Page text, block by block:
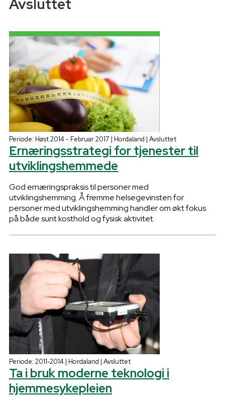
Avsluttet
Periode: Høst 2014 - Februar 2017 | Hordaland | Avsluttet
Ernæringsstrategi for tjenester til
utviklingshemmede
God ernæringspraksis til personer med
utviklingshemming. Å fremme helsegevinsten for
personer med utviklingshemming handler om økt fokus
på både sunt kosthold og fysisk aktivitet.
Periode: 2011-2014 | Hordaland | Avsluttet
Ta i bruk moderne teknologi i
hjemmesykepleien